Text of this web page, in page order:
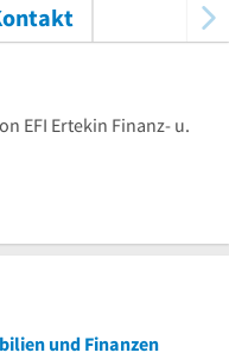
EFI Ertekin Finanz- u.
und Finanzen